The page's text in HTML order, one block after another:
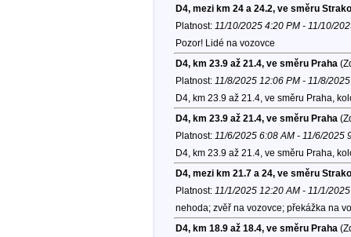
D4, mezi km 24 a 24.2, ve směru
Platnost: 11/10/2025 4:20 PM - 11/10/
Pozor! Lidé na vozovce
D4, km 23.9 až 21.4, ve směru Praha
Platnost: 11/8/2025 12:06 PM - 11/8/
D4, km 23.9 až 21.4, ve směru Praha,
D4, km 23.9 až 21.4, ve směru Praha
Platnost: 11/6/2025 6:08 AM - 11/6/2025
D4, km 23.9 až 21.4, ve směru Praha,
D4, mezi km 21.7 a 24, ve směru
Platnost: 11/1/2025 12:20 AM - 11/1/
nehoda; zvěř na vozovce; překážka na
D4, km 18.9 až 18.4, ve směru Praha